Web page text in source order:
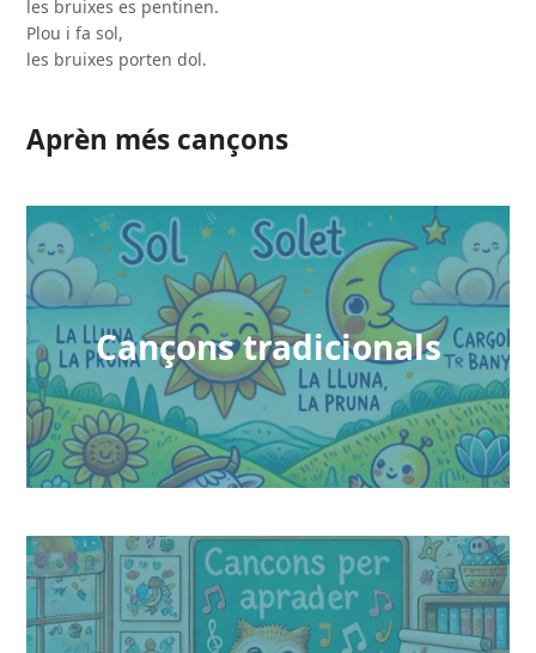
les bruixes es pentinen.
Plou i fa sol,
les bruixes porten dol.
Aprèn més cançons
Cançons tradicionals